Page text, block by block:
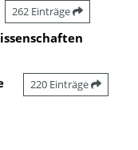
262 Einträge
220 Einträge